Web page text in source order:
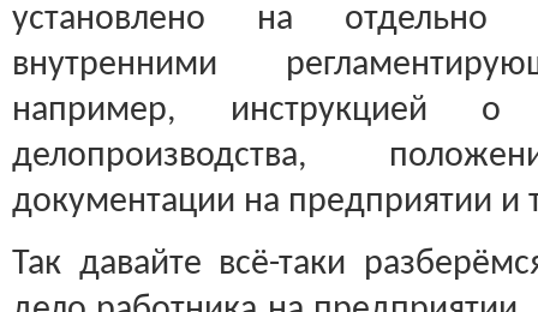
установлено на отдельно
внутренними
например, инструкцией о
делопроизводства,
документации на предприятии и
Так давайте всё-таки